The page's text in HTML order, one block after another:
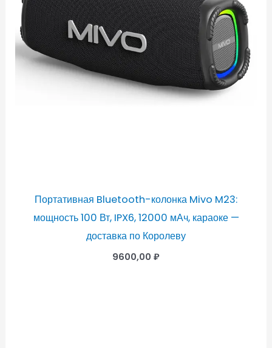
Портативная Bluetooth-колонка Mivo M23:
мощность 100 Вт, IPX6, 12000 мАч, караоке —
доставка по Королеву
9600,00 ₽